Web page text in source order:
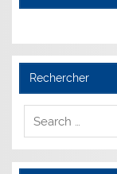
Rechercher